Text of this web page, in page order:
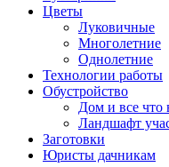
Цветы
Луковичные
Многолетние
Однолетние
Технологии работы
Обустройство
Дом и все что
Ландшафт
Заготовки
Юристы дачникам